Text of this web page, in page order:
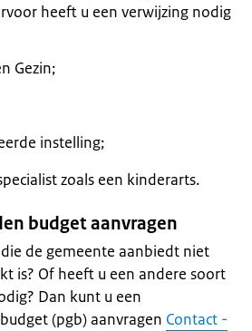
heeft u een verwijzing nodig
Gezin;
instelling;
zoals een kinderarts.
budget aanvragen
de gemeente aanbiedt niet
is? Of heeft u een andere soort
Dan kunt u een
(pgb) aanvragen Contact -